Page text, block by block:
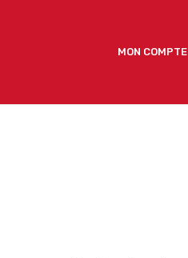
MON COMPTE